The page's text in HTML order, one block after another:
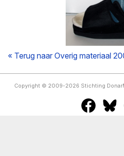
« Terug naar Overig materiaal
Copyright © 2009-2026 Stichting